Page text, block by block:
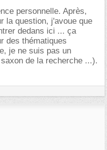
personnelle. Après,
la question, j'avoue que
dedans ici ... ça
des thématiques
je ne suis pas un
de la recherche ...).